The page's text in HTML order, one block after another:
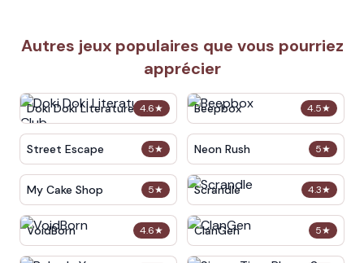
Autres jeux populaires que vous pourriez
apprécier
4.6★
Doki Doki Literature Club 4.5★
Beepbox
5★
Street Escape 5★
Neon Rush
5★
My Cake Shop 4.3★
Scrandle
4.6★
VoidBorn 5★
ClanGen